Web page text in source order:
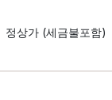
정상가 (세금불포함)